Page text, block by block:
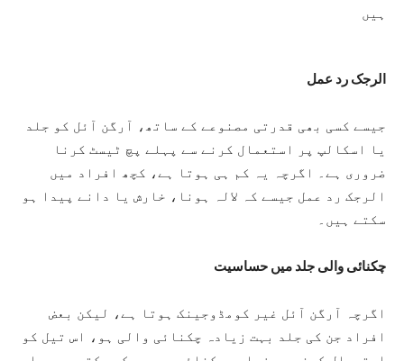
ہیں
الرجک رد عمل
جیسے کسی بھی قدرتی مصنوعے کے ساتھ، آرگن آئل کو جلد
یا اسکالپ پر استعمال کرنے سے پہلے پچ ٹیسٹ کرنا
ضروری ہے۔ اگرچہ یہ کم ہی ہوتا ہے، کچھ افراد میں
الرجک رد عمل جیسے کہ لالہ ہونا، خارش یا دانے پیدا ہو
سکتے ہیں۔
چکنائی والی جلد میں حساسیت
اگرچہ آرگن آئل غیر کومڈوجینک ہوتا ہے، لیکن بعض
افراد جن کی جلد بہت زیادہ چکنائی والی ہو، اس تیل کو